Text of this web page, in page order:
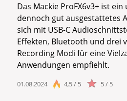
Das Mackie ProFX6v3+ ist
dennoch gut ausgestattetes
sich mit USB-C
Effekten, Bluetooth und drei
Recording Modi für eine
Anwendungen empfiehlt.
01.08.2024 4,5 / 5 5 / 5